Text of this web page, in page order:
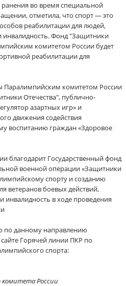
во время специальной
отметила, что спорт — это
реабилитации для людей,
Фонд "Защитники
комитетом России будет
реабилитации для
Паралимпийским комитетом России
Отечества", публично-
азартных игр» и
движения содействия
воспитанию граждан «Здоровое
благодарит Государственный фонд
военной операции «Защитники
спорту и созданию
ветеранов боевых действий,
в ходе проведения
данному направлению
Горячей линии ПКР по
спорта:
комитета России